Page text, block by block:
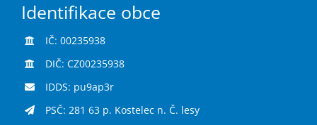
Identifikace obce
IČ: 00235938
DIČ: CZ00235938
IDDS: pu9ap3r
PSČ: 281 63 p. Kostelec n. Č. lesy